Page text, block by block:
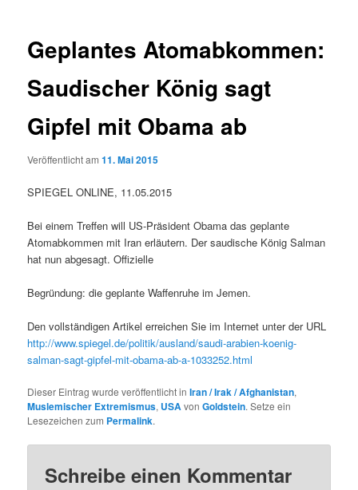
Geplantes Atomabkommen:
Saudischer König sagt
Gipfel mit Obama ab
Veröffentlicht am11. Mai 2015
SPIEGEL ONLINE, 11.05.2015
Bei einem Treffen will US-Präsident Obama das geplante
Atomabkommen mit Iran erläutern. Der saudische König Salman
hat nun abgesagt. Offizielle
Begründung: die geplante Waffenruhe im Jemen.
Den vollständigen Artikel erreichen Sie im Internet unter der URL
http://www.spiegel.de/politik/ausland/saudi-arabien-koenig-
salman-sagt-gipfel-mit-obama-ab-a-1033252.html
Dieser Eintrag wurde veröffentlicht inIran / Irak / Afghanistan,
Muslemischer Extremismus, USAvonGoldstein. Setze ein
Lesezeichen zum Permalink.
Schreibe einen Kommentar